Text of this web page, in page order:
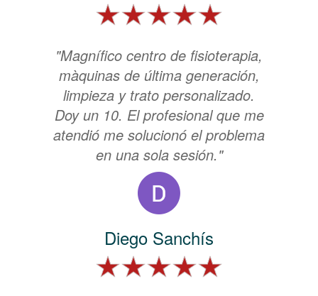
"Magnífico centro de fisioterapia,
màquinas de última generación,
limpieza y trato personalizado.
Doy un 10. El profesional que me
atendió me solucionó el problema
en una sola sesión."
Diego Sanchís